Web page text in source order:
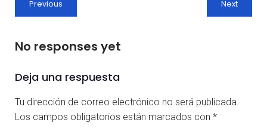
Previous Next
No responses yet
Deja una respuesta
Tu dirección de correo electrónico no será publicada.
Los campos obligatorios están marcados con *